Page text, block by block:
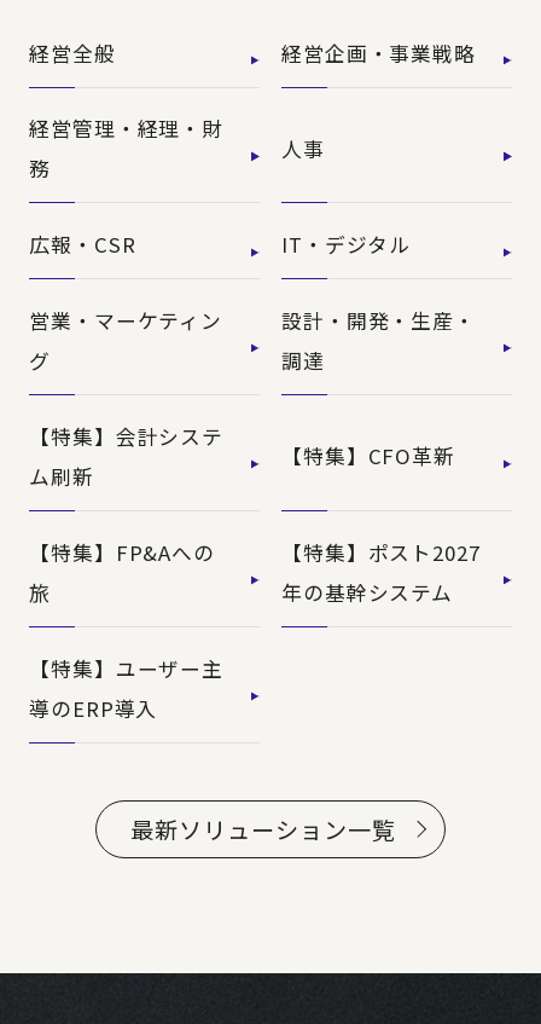
経営全般 経営企画・事業戦略
経営管理・経理・財
務
人事
広報・CSR IT・デジタル
営業・マーケティン
グ
設計・開発・生産・
調達
【特集】会計システ
ム刷新
【特集】CFO革新
【特集】FP&Aへの
旅
【特集】ポスト2027
年の基幹システム
【特集】ユーザー主
導のERP導入
最新ソリューション一覧